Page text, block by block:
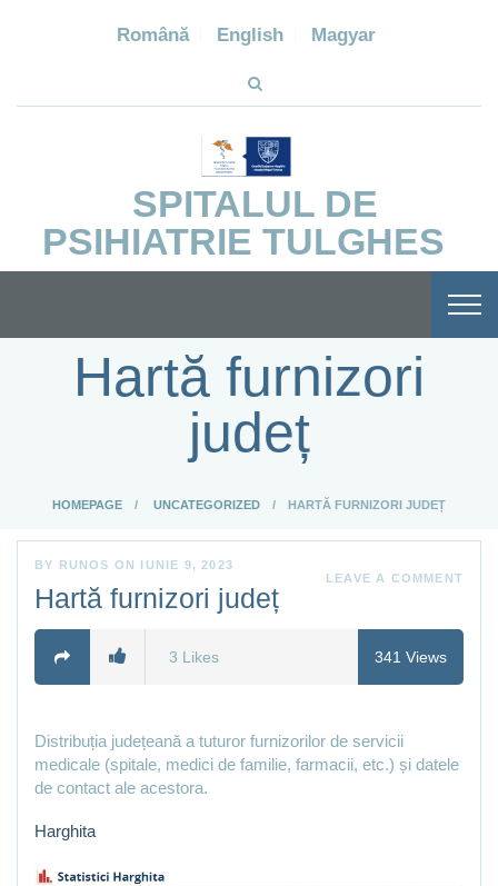
Română English Magyar
SPITALUL DE
PSIHIATRIE TULGHES
Hartă furnizori
județ
HOMEPAGE UNCATEGORIZED HARTĂ FURNIZORI JUDEȚ
BY RUNOS ON IUNIE 9, 2023
LEAVE A COMMENT
Hartă furnizori județ
3 Likes 341 Views
Distribuția județeană a tuturor furnizorilor de servicii
medicale (spitale, medici de familie, farmacii, etc.) și datele
de contact ale acestora.
Harghita